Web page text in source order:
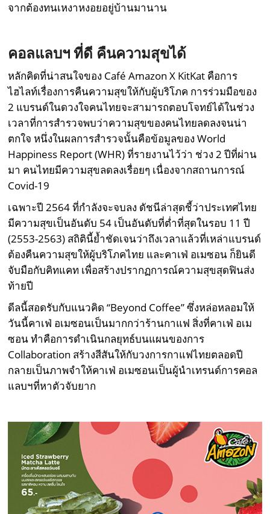
จากต้องทนเหงาหงอยอยู่บ้านมานาน
คอลแลบฯ ที่ดี คืนความสุขได้
หลักคิดที่น่าสนใจของ Café Amazon X KitKat คือการ
ไฮไลท์เรื่องการคืนความสุขให้กับผู้บริโภค การร่วมมือของ
2 แบรนด์ในดวงใจคนไทยจะสามารถตอบโจทย์ได้ในช่วง
เวลาที่การสำรวจพบว่าความสุขของคนไทยลดลงจนน่า
ตกใจ หนึ่งในผลการสำรวจนั้นคือข้อมูลของ World
Happiness Report (WHR) ที่รายงานไว้ว่า ช่วง 2 ปีที่ผ่าน
มา คนไทยมีความสุขลดลงเรื่อยๆ เนื่องจากสถานการณ์
Covid-19
เฉพาะปี 2564 ที่กำลังจะจบลง ดัชนีล่าสุดชี้ว่าประเทศไทย
มีความสุขเป็นอันดับ 54 เป็นอันดับที่ต่ำที่สุดในรอบ 11 ปี
(2553-2563) สถิตินี้ย้ำชัดเจนว่าถึงเวลาแล้วที่เหล่าแบรนด์
ต้องคืนความสุขให้ผู้บริโภคไทย และคาเฟ่ อเมซอน ก็ยินดี
จับมือกับคิทแคท เพื่อสร้างปรากฏการณ์ความสุขสุดฟินส่ง
ท้ายปี
ดีลนี้สอดรับกับแนวคิด “Beyond Coffee” ซึ่งหล่อหลอมให้
วันนี้คาเฟ่ อเมซอนเป็นมากกว่าร้านกาแฟ สิ่งที่คาเฟ่ อเม
ซอน ทำคือการดำเนินกลยุทธ์บนแผนของการ
Collaboration สร้างสีสันให้กับวงการกาแฟไทยตลอดปี
กลายเป็นภาพจำให้คาเฟ่ อเมซอนเป็นผู้นำเทรนด์การคอล
แลบฯที่หาตัวจับยาก